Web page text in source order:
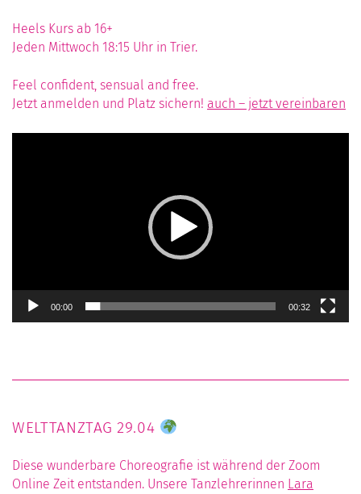
Heels Kurs ab 16+
Jeden Mittwoch 18:15 Uhr in Trier.
Feel confident, sensual and free.
Jetzt anmelden und Platz sichern! auch – jetzt vereinbaren
00:00 00:32
WELTTANZTAG 29.04
Diese wunderbare Choreografie ist während der Zoom
Online Zeit entstanden. Unsere Tanzlehrerinnen
Lara